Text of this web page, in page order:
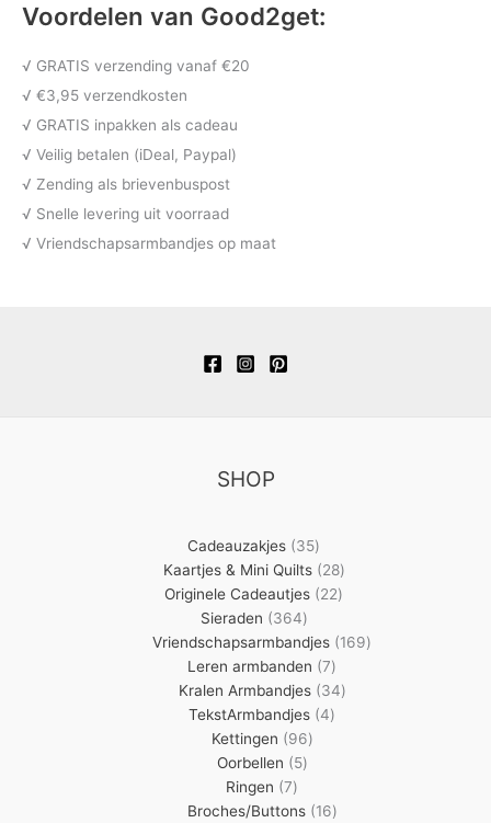
Voordelen van Good2get:
√ GRATIS verzending vanaf €20
√ €3,95 verzendkosten
√ GRATIS inpakken als cadeau
√ Veilig betalen (iDeal, Paypal)
√ Zending als brievenbuspost
√ Snelle levering uit voorraad
√ Vriendschapsarmbandjes op maat
SHOP
Cadeauzakjes 3535
producten
Kaartjes & Mini Quilts 2828
producten
Originele Cadeautjes 2222
Sieraden 364364
producten
Vriendschapsarmbandjes 169169
Leren armbanden 77
producten
Kralen Armbandjes 3434
TekstArmbandjes 44
Kettingen 9696
producten
Oorbellen 55
Ringen 77
producten
Broches/Buttons 1616